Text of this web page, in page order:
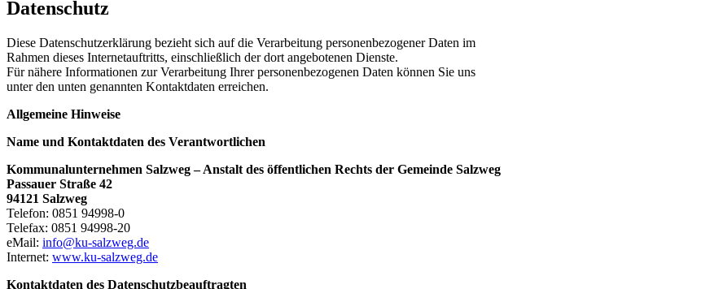
Datenschutz
Diese Datenschutzerklärung bezieht sich auf die Verarbeitung personenbezogener Daten im
Rahmen dieses Internetauftritts, einschließlich der dort angebotenen Dienste.
Für nähere Informationen zur Verarbeitung Ihrer personenbezogenen Daten können Sie uns
unter den unten genannten Kontaktdaten erreichen.
Allgemeine Hinweise
Name und Kontaktdaten des Verantwortlichen
Kommunalunternehmen Salzweg – Anstalt des öffentlichen Rechts der Gemeinde Salzweg
Passauer Straße 42
94121 Salzweg
Telefon: 0851 94998-0
Telefax: 0851 94998-20
eMail: info@ku-salzweg.de
Internet: www.ku-salzweg.de
Kontaktdaten des Datenschutzbeauftragten